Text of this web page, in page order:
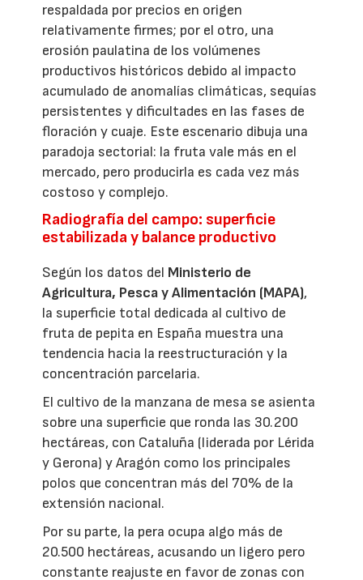
respaldada por precios en origen
relativamente firmes; por el otro, una
erosión paulatina de los volúmenes
productivos históricos debido al impacto
acumulado de anomalías climáticas, sequías
persistentes y dificultades en las fases de
floración y cuaje. Este escenario dibuja una
paradoja sectorial: la fruta vale más en el
mercado, pero producirla es cada vez más
costoso y complejo.
Radiografía del campo: superficie
estabilizada y balance productivo
Según los datos del Ministerio de
Agricultura, Pesca y Alimentación (MAPA),
la superficie total dedicada al cultivo de
fruta de pepita en España muestra una
tendencia hacia la reestructuración y la
concentración parcelaria.
El cultivo de la manzana de mesa se asienta
sobre una superficie que ronda las 30.200
hectáreas, con Cataluña (liderada por Lérida
y Gerona) y Aragón como los principales
polos que concentran más del 70% de la
extensión nacional.
Por su parte, la pera ocupa algo más de
20.500 hectáreas, acusando un ligero pero
constante reajuste en favor de zonas con